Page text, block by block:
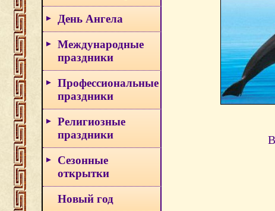
День Ангела
Международные
праздники
Профессиональные
праздники
Религиозные
праздники
Сезонные
открытки
Новый год